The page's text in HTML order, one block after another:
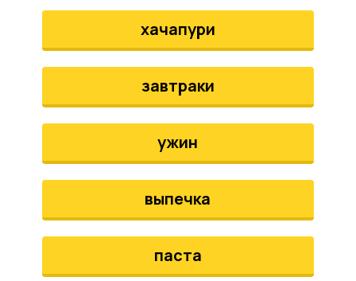
хачапури
завтраки
ужин
выпечка
паста